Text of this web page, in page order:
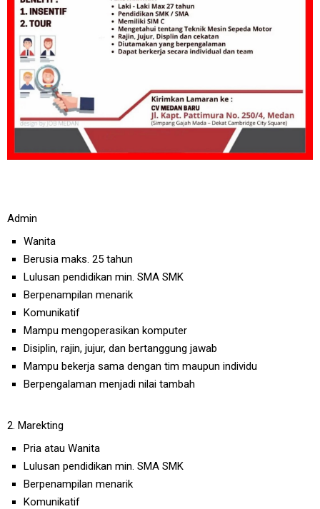
Admin
Wanita
Berusia maks. 25 tahun
Lulusan pendidikan min. SMA SMK
Berpenampilan menarik
Komunikatif
Mampu mengoperasikan komputer
Disiplin, rajin, jujur, dan bertanggung jawab
Mampu bekerja sama dengan tim maupun individu
Berpengalaman menjadi nilai tambah
2. Marekting
Pria atau Wanita
Lulusan pendidikan min. SMA SMK
Berpenampilan menarik
Komunikatif